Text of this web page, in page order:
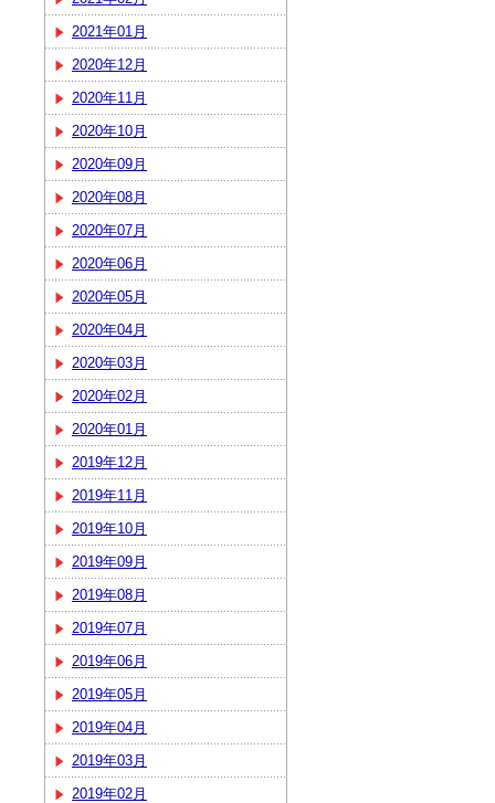
2021年01月
2020年12月
2020年11月
2020年10月
2020年09月
2020年08月
2020年07月
2020年06月
2020年05月
2020年04月
2020年03月
2020年02月
2020年01月
2019年12月
2019年11月
2019年10月
2019年09月
2019年08月
2019年07月
2019年06月
2019年05月
2019年04月
2019年03月
2019年02月